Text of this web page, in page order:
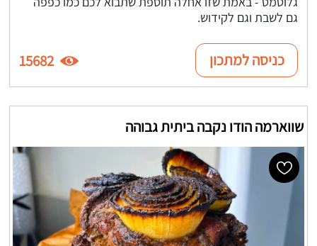
גם לשבת וגם לקידוש.
כניסה למתכון 15682
שווארמה הודו נקבה ביתית גבוהה